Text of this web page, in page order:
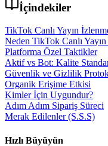
İçindekiler
TikTok Canlı Yayın
Neden TikTok Canlı
Platforma Özel Taktikler
Aktif vs Bot: Kalite
Güvenlik ve Gizlilik
Organik Erişime Etkisi
Kimler İçin Uygundur?
Adım Adım Sipariş Süreci
Merak Edilenler (S.S.S)
Hızlı Büyüyün